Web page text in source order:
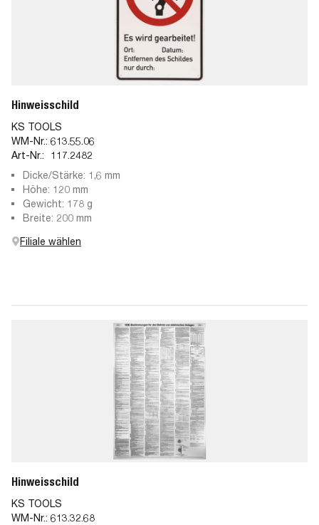
Hinweisschild
KS TOOLS
WM-Nr.: 613.55.06
Art-Nr.:
117.2482
Dicke/Stärke: 1,6 mm
Höhe: 120 mm
Gewicht: 178 g
Breite: 200 mm
Filiale wählen
Hinweisschild
KS TOOLS
WM-Nr.: 613.32.68